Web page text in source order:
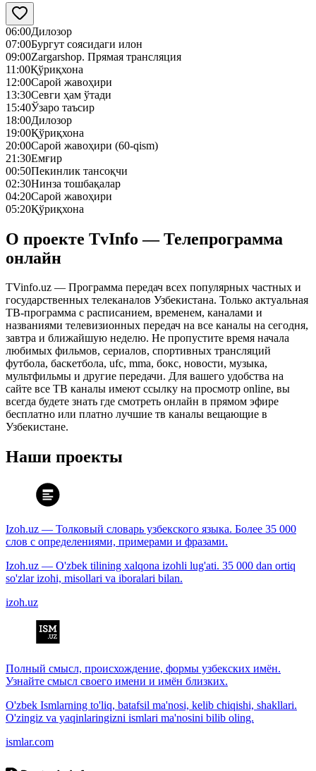
06:00Дилозор
07:00Бургут соясидаги илон
09:00Zargarshop. Прямая трансляция
11:00Қўриқхона
12:00Сарой жавоҳири
13:30Севги ҳам ўтади
15:40Ўзаро таъсир
18:00Дилозор
19:00Қўриқхона
20:00Сарой жавоҳири (60-qism)
21:30Емғир
00:50Пекинлик тансоқчи
02:30Нинза тошбақалар
04:20Сарой жавоҳири
05:20Қўриқхона
О проекте TvInfo — Телепрограмма
онлайн
TVinfo.uz — Программа передач всех популярных частных и
государственных телеканалов Узбекистана. Только актуальная
ТВ-программа с расписанием, временем, каналами и
названиями телевизионных передач на все каналы на сегодня,
завтра и ближайшую неделю. Не пропустите время начала
любимых фильмов, сериалов, спортивных трансляций
футбола, баскетбола, ufc, mma, бокс, новости, музыка,
мультфильмы и другие передачи. Для вашего удобства на
сайте все ТВ каналы имеют ссылку на просмотр online, вы
всегда будете знать где смотреть онлайн в прямом эфире
бесплатно или платно лучшие тв каналы вещающие в
Узбекистане.
Наши проекты
Izoh.uz — Толковый словарь узбекского языка. Более 35 000
слов с определениями, примерами и фразами.
Izoh.uz — O'zbek tilining xalqona izohli lug'ati. 35 000 dan ortiq
so'zlar izohi, misollari va iboralari bilan.
izoh.uz
Полный смысл, происхождение, формы узбекских имён.
Узнайте смысл своего имени и имён близких.
O'zbek Ismlarning to'liq, batafsil ma'nosi, kelib chiqishi, shakllari.
O'zingiz va yaqinlaringizni ismlari ma'nosini bilib oling.
ismlar.com